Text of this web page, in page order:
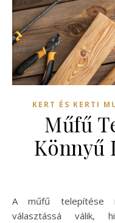
KERT ÉS KERTI
Műfű
Könnyű
A műfű telepítése napjainkban egyre népszerűbb
választássá válik,